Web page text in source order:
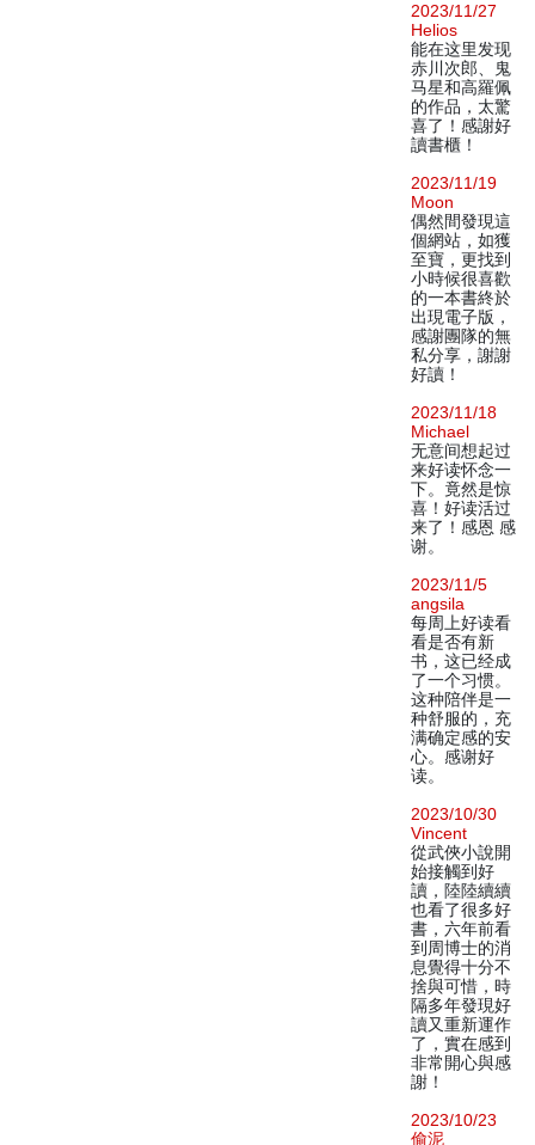
2023/11/27
Helios
能在这里发现
赤川次郎、鬼
马星和高羅佩
的作品，太驚
喜了！感謝好
讀書櫃！
2023/11/19
Moon
偶然間發現這
個網站，如獲
至寶，更找到
小時候很喜歡
的一本書終於
出現電子版，
感謝團隊的無
私分享，謝謝
好讀！
2023/11/18
Michael
无意间想起过
来好读怀念一
下。竟然是惊
喜！好读活过
来了！感恩 感
谢。
2023/11/5
angsila
每周上好读看
看是否有新
书，这已经成
了一个习惯。
这种陪伴是一
种舒服的，充
满确定感的安
心。感谢好
读。
2023/10/30
Vincent
從武俠小說開
始接觸到好
讀，陸陸續續
也看了很多好
書，六年前看
到周博士的消
息覺得十分不
捨與可惜，時
隔多年發現好
讀又重新運作
了，實在感到
非常開心與感
謝！
2023/10/23
偷泥